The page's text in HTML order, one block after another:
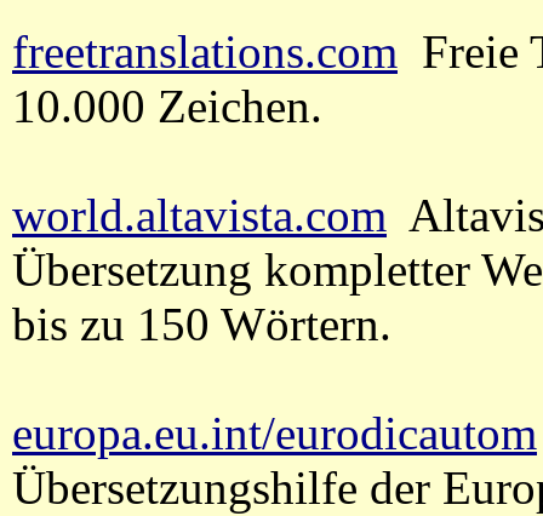
freetranslations.com Freie
10.000 Zeichen.
world.altavista.com
Übersetzung kompletter
bis zu 150 Wörtern.
europa.eu.int/eurodicautom
Übersetzungshilfe der